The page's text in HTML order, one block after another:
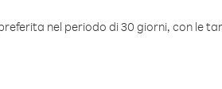
nel periodo di 30 giorni, con le